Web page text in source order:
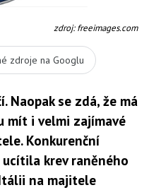
zdroj: freeimages.com
zdroje na Googlu
Naopak se zdá, že má
mít i velmi zajímavé
Konkurenční
krev raněného
na majitele